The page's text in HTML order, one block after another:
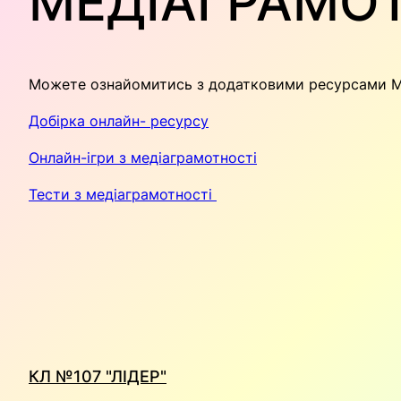
Можете ознайомитись з додатковими ресурсами
Добірка онлайн- ресурсу
Онлайн-ігри з медіаграмотності
Тести з медіаграмотності
КЛ №107 "ЛІДЕР"